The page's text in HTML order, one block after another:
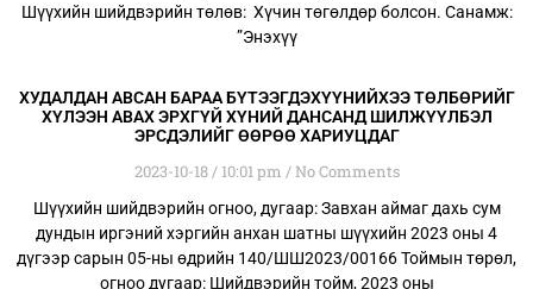
Шүүхийн шийдвэрийн төлөв: Хүчин төгөлдөр болсон. Санамж:
”Энэхүү
ХУДАЛДАН АВСАН БАРАА БҮТЭЭГДЭХҮҮНИЙХЭЭ ТӨЛБӨРИЙГ
ХҮЛЭЭН АВАХ ЭРХГҮЙ ХҮНИЙ ДАНСАНД ШИЛЖҮҮЛБЭЛ
ЭРСДЭЛИЙГ ӨӨРӨӨ ХАРИУЦДАГ
2023-10-18 10:01 pm No Comments
Шүүхийн шийдвэрийн огноо, дугаар: Завхан аймаг дахь сум
дундын иргэний хэргийн анхан шатны шүүхийн 2023 оны 4
дүгээр сарын 05-ны өдрийн 140/ШШ2023/00166 Тоймын төрөл,
огноо дугаар: Шийдвэрийн тойм, 2023 оны